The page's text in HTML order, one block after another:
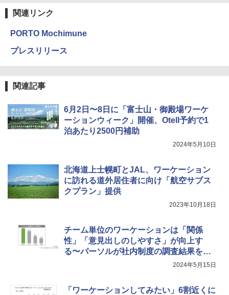
関連リンク
PORTO Mochimune
プレスリリース
関連記事
6月2日〜8日に「富士山・御殿場ワーケ
ーションウィーク」開催、Otell予約で1
泊あたり2500円補助
2024年5月10日
北海道上士幌町とJAL、ワーケーション
に訪れる道外居住者に向け「航空サブス
クプラン」提供
2023年10月18日
チーム単位のワーケーションは「関係
性」「意見出しのしやすさ」が向上す
る〜パーソルが社内制度の調査結果をも
2024年5月15日
「ワーケーションしてみたい」6割近くに